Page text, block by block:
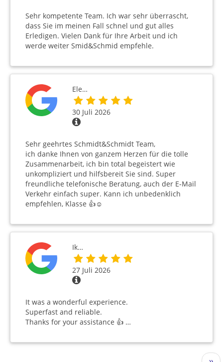
Sehr kompetente Team. Ich war sehr überrascht,
dass Sie im meinen Fall schnel und gut alles
Erledigen. Vielen Dank für Ihre Arbeit und ich
werde weiter Smid&Schmid empfehle.
Ele…
30 Juli 2026
Sehr geehrtes Schmidt&Schmidt Team,
ich danke Ihnen von ganzem Herzen für die tolle
Zusammenarbeit, ich bin total begeistert wie
unkompliziert und hilfsbereit Sie sind. Super
freundliche telefonische Beratung, auch der E-Mail
Verkehr einfach super. Kann ich unbedenklich
empfehlen, Klasse 👍☺️
Ik…
27 Juli 2026
It was a wonderful experience.
Superfast and reliable.
Thanks for your assistance 👍 …